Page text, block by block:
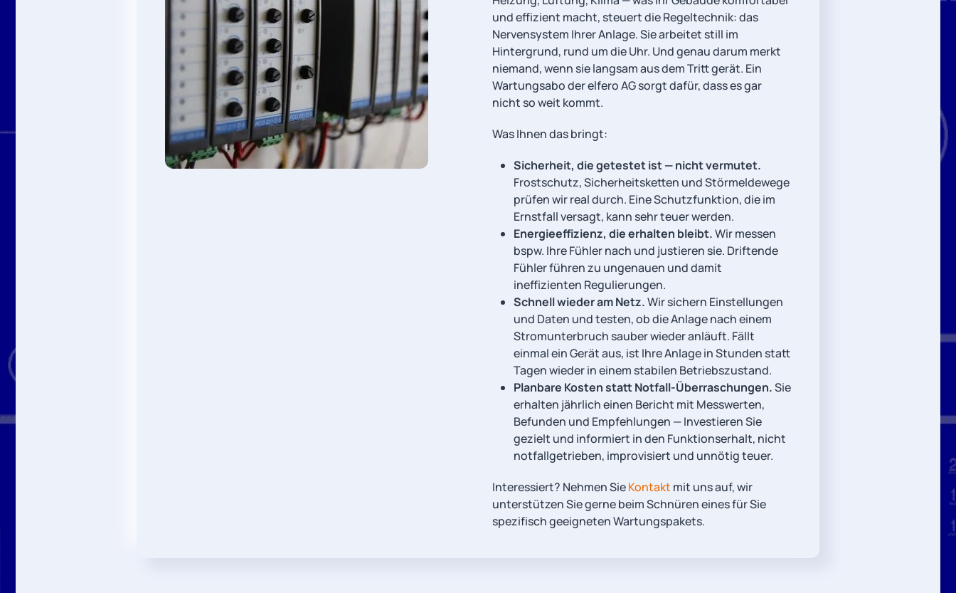
und effizient macht, steuert die Regeltechnik: das
Nervensystem Ihrer Anlage. Sie arbeitet still im
Hintergrund, rund um die Uhr. Und genau darum merkt
niemand, wenn sie langsam aus dem Tritt gerät. Ein
Wartungsabo der elfero AG sorgt dafür, dass es gar
nicht so weit kommt.
Was Ihnen das bringt:
Sicherheit, die getestet ist — nicht vermutet.
Frostschutz, Sicherheitsketten und Störmeldewege
prüfen wir real durch. Eine Schutzfunktion, die im
Ernstfall versagt, kann sehr teuer werden.
Energieeffizienz, die erhalten bleibt.Wir messen
bspw. Ihre Fühler nach und justieren sie. Driftende
Fühler führen zu ungenauen und damit
ineffizienten Regulierungen.
Schnell wieder am Netz.Wir sichern Einstellungen
und Daten und testen, ob die Anlage nach einem
Stromunterbruch sauber wieder anläuft. Fällt
einmal ein Gerät aus, ist Ihre Anlage in Stunden statt
Tagen wieder in einem stabilen Betriebszustand.
Planbare Kosten statt Notfall-Überraschungen.Sie
erhalten jährlich einen Bericht mit Messwerten,
Befunden und Empfehlungen — Investieren Sie
gezielt und informiert in den Funktionserhalt, nicht
notfallgetrieben, improvisiert und unnötig teuer.
Interessiert? Nehmen SieKontakt mit uns auf, wir
unterstützen Sie gerne beim Schnüren eines für Sie
spezifisch geeigneten Wartungspakets.